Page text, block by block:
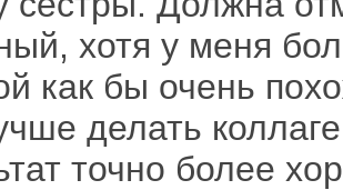
хотя у меня
как бы очень
делать
точно более